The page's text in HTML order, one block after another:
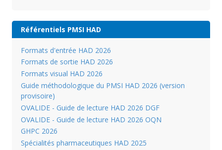
Référentiels PMSI HAD
Formats d'entrée HAD 2026
Formats de sortie HAD 2026
Formats visual HAD 2026
Guide méthodologique du PMSI HAD 2026 (version
provisoire)
OVALIDE - Guide de lecture HAD 2026 DGF
OVALIDE - Guide de lecture HAD 2026 OQN
GHPC 2026
Spécialités pharmaceutiques HAD 2025